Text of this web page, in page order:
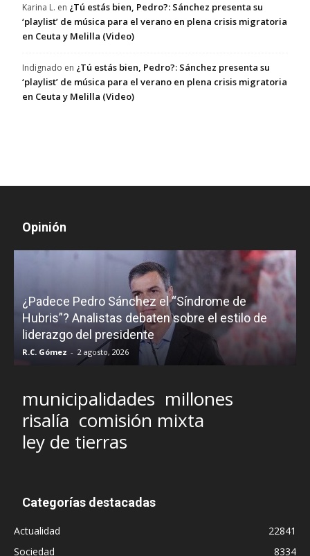
Karina L. en ¿Tú estás bien, Pedro?: Sánchez presenta su
‘playlist’ de música para el verano en plena crisis migratoria
en Ceuta y Melilla (Video)
Indignado en ¿Tú estás bien, Pedro?: Sánchez presenta su
‘playlist’ de música para el verano en plena crisis migratoria
en Ceuta y Melilla (Video)
Opinión
¿Padece Pedro Sánchez el “Síndrome de
Hubris”? Analistas debaten sobre el estilo de
liderazgo del presidente
R.C. Gómez - 2 agosto, 2026
municipalidades millones
risalía comisión mixta
ley de tierras
Categorías destacadas
Actualidad
22841
Sociedad
8334